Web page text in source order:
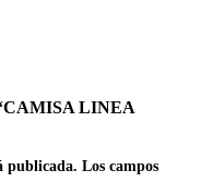
LINEA
publicada. Los campos